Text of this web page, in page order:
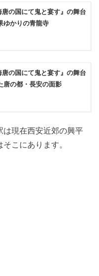
唐の国にて鬼と宴す』の舞台
かりの青龍寺
唐の国にて鬼と宴す』の舞台
の都・長安の面影
は現在西安近郊の興平
こにあります。